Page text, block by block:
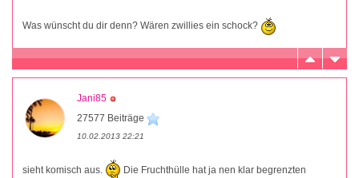
Was wünscht du dir denn? Wären zwillies ein schock?
Jani85
27577 Beiträge
10.02.2013 22:21
sieht komisch aus.
Die Fruchthülle hat ja nen klar begrenzten